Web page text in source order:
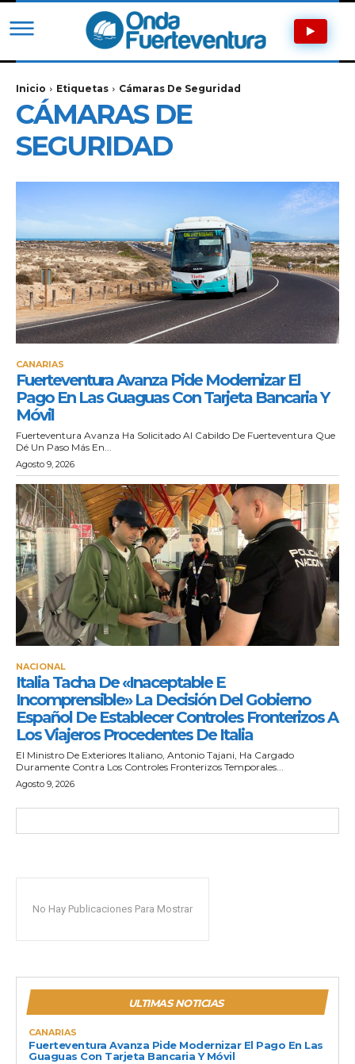
Inicio Etiquetas Cámaras De Seguridad
CÁMARAS DE
SEGURIDAD
CANARIAS
Fuerteventura Avanza Pide Modernizar El
Pago En Las Guaguas Con Tarjeta Bancaria Y
Móvil
Fuerteventura Avanza Ha Solicitado Al Cabildo De Fuerteventura Que
Dé Un Paso Más En...
Agosto 9, 2026
NACIONAL
Italia Tacha De «inaceptable E
Incomprensible» La Decisión Del Gobierno
Español De Establecer Controles Fronterizos A
Los Viajeros Procedentes De Italia
El Ministro De Exteriores Italiano, Antonio Tajani, Ha Cargado
Duramente Contra Los Controles Fronterizos Temporales...
Agosto 9, 2026
No Hay Publicaciones Para Mostrar
ULTIMAS NOTICIAS
CANARIAS
Fuerteventura Avanza Pide Modernizar El Pago En Las
Guaguas Con Tarjeta Bancaria Y Móvil